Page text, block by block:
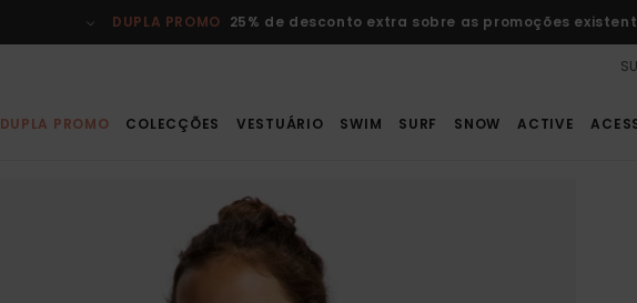
DUPLA PROMO 25% de desconto extra sobre as promoções
DUPLA PROMO COLECÇÕES VESTUÁRIO SWIM SURF SNOW ACTIVE